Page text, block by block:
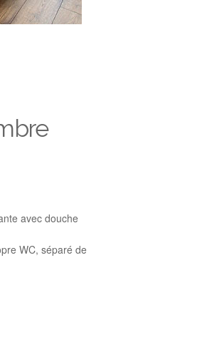
avec douche
WC, séparé de